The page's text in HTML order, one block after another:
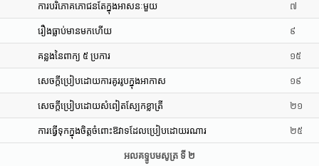
ការបរិភោគភោជនតែក្នុងអាសនៈមួយ ៧
រឿងធ្លាប់មានមកហើយ ៩
គន្លងនៃពាក្យ ៥ ប្រការ ១៥
សេចក្តីប្រៀបដោយការគូររូបក្នុងអាកាស ១៩
សេចក្តីប្រៀបដោយសំពៀតស្បែកខ្លាត្រី ២១
ការធ្វើទុកក្នុងចិត្តចំពោះឱវាទដែលប្រៀបដោយរណារ ២៥
អលគទ្ទូបមសូត្រ ទី ២